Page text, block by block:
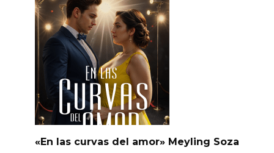
«En las curvas del amor» Meyling Soza